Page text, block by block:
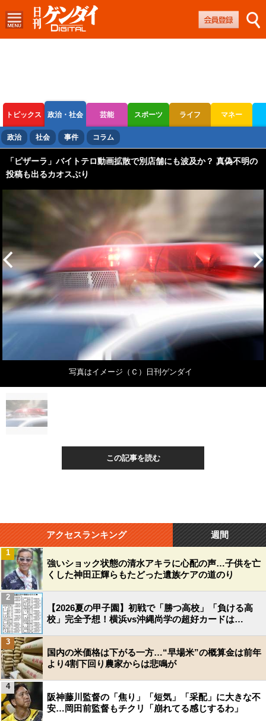
トピックス 政治・社会 芸能 スポーツ ライフ マネー
ボートレース 競輪 オートレース
政治 社会 事件 コラム
「ピザーラ」バイトテロ動画拡散で別店舗にも波及か？ 真偽不明の
投稿も出るカオスぶり
写真はイメージ（Ｃ）日刊ゲンダイ
この記事を読む
アクセスランキング 週間
強いショック状態の清水アキラに心配の声…子供を亡
くした神田正輝らもたどった遺族ケアの道のり
1
【2026夏の甲子園】初戦で「勝つ高校」「負ける高
校」完全予想！横浜vs沖縄尚学の超好カードは…
2
国内の米価格は下がる一方…“早場米”の概算金は前年
より4割下回り農家からは悲鳴が
3
阪神藤川監督の「焦り」「短気」「采配」に大きな不
安…岡田前監督もチクリ「崩れてる感じするわ」
4